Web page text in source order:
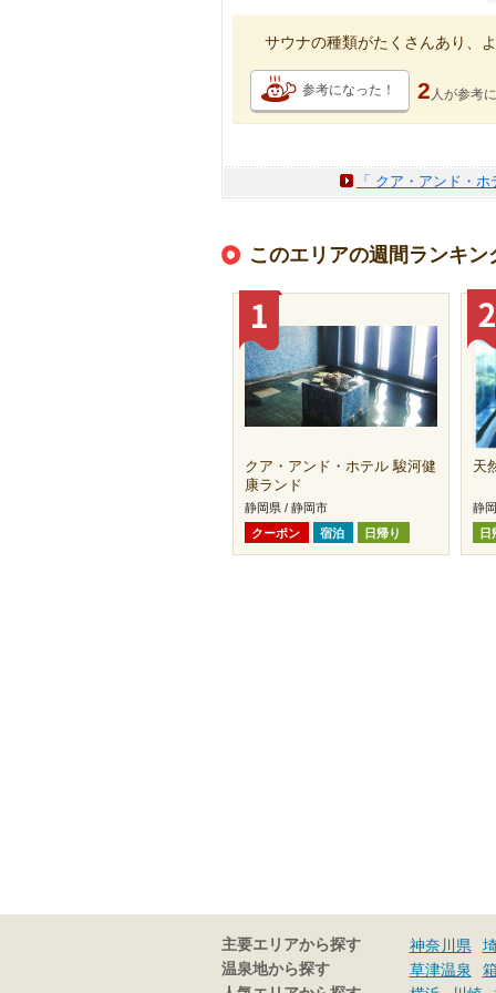
サウナの種類がたくさんあり、
参考になった！ 2 人が参考
「 クア・アンド・
このエリアの週間ランキン
クア・アンド・ホテル 駿河健
康ランド
静岡県 / 静岡市
クーポン
宿泊 日帰り
天
静
日
主要エリアから探す 神奈川県
温泉地から探す 草津温泉